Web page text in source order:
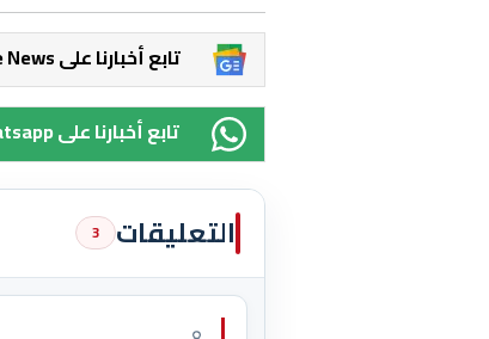
Google News تابع أخبارنا على
Whatsapp تابع أخبارنا على
التعليقات 3